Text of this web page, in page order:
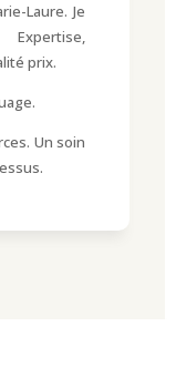
Laure. Je
prix.
Un soin